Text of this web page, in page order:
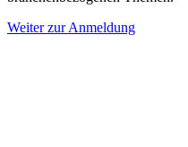
Weiter zur Anmeldung